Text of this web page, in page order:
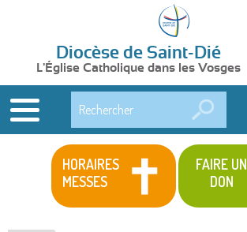
Diocèse de Saint-Dié
L'Église Catholique dans les Vosges
HORAIRES
MESSES
FAIRE UN
DON